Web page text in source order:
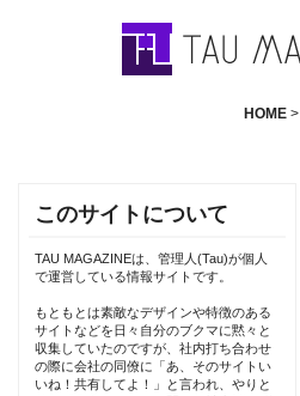
HOME>
このサイトについて
TAU MAGAZINEは、管理人(Tau)が個人
で運営している情報サイトです。
もともとは素敵なデザインや特徴のある
サイトなどを日々自分のブクマに黙々と
収集していたのですが、社内打ち合わせ
の際に会社の同僚に「あ、そのサイトい
いね！共有してよ！」と言われ、やりと